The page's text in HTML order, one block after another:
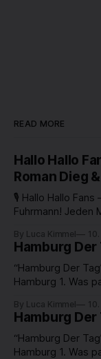
READ MORE
Hallo Hallo
Roman Dieg
🎙️ Hallo Hallo Fans
Fuhrmann! Jeden
„Hallo Hallo Fans“
jeden Montag
Kenner, Fans und
By Luca Kimmel
Hamburg Der
“Hamburg Der
Hamburg 1. Was
in unserer Stadt
um 18 Uhr
By Luca Kimmel
Hamburg
“Hamburg Der
Hamburg 1. Was